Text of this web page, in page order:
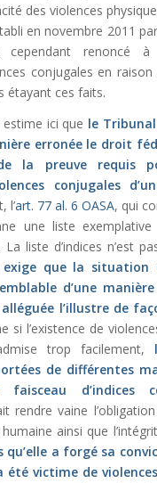
des violences
en novembre 2011
renoncé à
conjugales en raison
étayant ces faits.
ici que le
erronée le droit
la preuve requis
conjugales
l’art. 77 al. 6 OASA, qui
une liste exemplative
liste d’indices n’est
exige que la situation
d’une
l’illustre de
si l’existence de
trop facilement,
de différentes
d’indices
rendre vaine
ainsi que
qu’elle a forgé sa
été victime de